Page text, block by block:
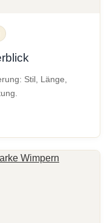
Stil, Länge,